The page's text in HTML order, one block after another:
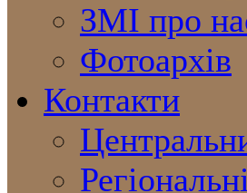
ЗМІ про
Фотоархів
Контакти
Регіональні